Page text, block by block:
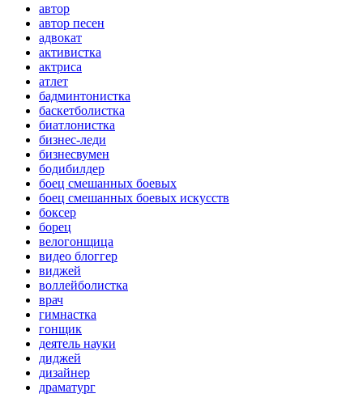
автор
автор песен
адвокат
активистка
актриса
атлет
бадминтонистка
баскетболистка
биатлонистка
бизнес-леди
бизнесвумен
бодибилдер
боец смешанных боевых
боец смешанных боевых искусств
боксер
борец
велогонщица
видео блоггер
виджей
воллейболистка
врач
гимнастка
гонщик
деятель науки
диджей
дизайнер
драматург